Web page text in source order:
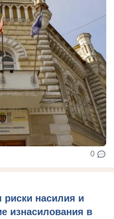
0
насилия и
изнасилования в